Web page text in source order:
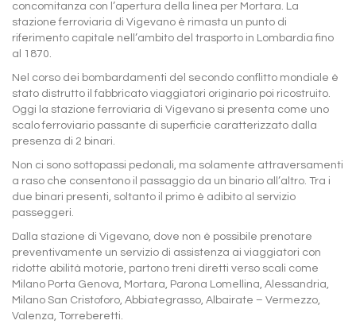
concomitanza con l’apertura della linea per Mortara. La
stazione ferroviaria di Vigevano è rimasta un punto di
riferimento capitale nell’ambito del trasporto in Lombardia fino
al 1870.
Nel corso dei bombardamenti del secondo conflitto mondiale è
stato distrutto il fabbricato viaggiatori originario poi ricostruito.
Oggi la stazione ferroviaria di Vigevano si presenta come uno
scalo ferroviario passante di superficie caratterizzato dalla
presenza di 2 binari.
Non ci sono sottopassi pedonali, ma solamente attraversamenti
a raso che consentono il passaggio da un binario all’altro. Tra i
due binari presenti, soltanto il primo è adibito al servizio
passeggeri.
Dalla stazione di Vigevano, dove non è possibile prenotare
preventivamente un servizio di assistenza ai viaggiatori con
ridotte abilità motorie, partono treni diretti verso scali come
Milano Porta Genova, Mortara, Parona Lomellina, Alessandria,
Milano San Cristoforo, Abbiategrasso, Albairate – Vermezzo,
Valenza, Torreberetti.